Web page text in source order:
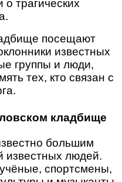
трагических
посещают
известных
группы и люди,
тех, кто связан с
кладбище
большим
известных людей.
спортсмены,